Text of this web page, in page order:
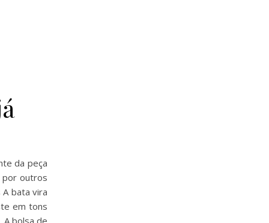
da peça
por outros
bata vira
em tons